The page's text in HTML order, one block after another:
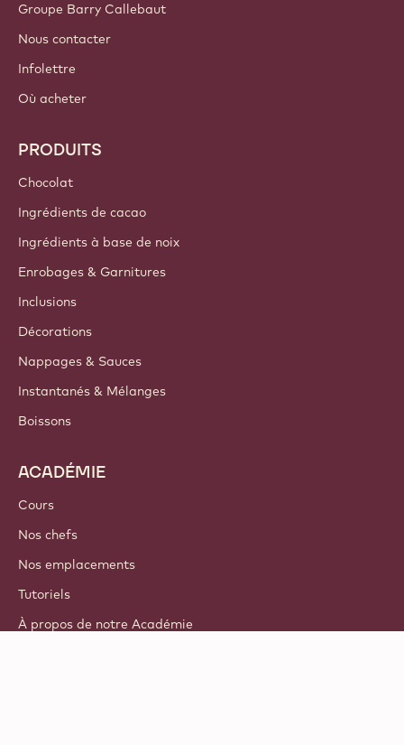
Groupe Barry Callebaut
Nous contacter
Infolettre
Où acheter
PRODUITS
Chocolat
Ingrédients de cacao
Ingrédients à base de noix
Enrobages & Garnitures
Inclusions
Décorations
Nappages & Sauces
Instantanés & Mélanges
Boissons
ACADÉMIE
Cours
Nos chefs
Nos emplacements
Tutoriels
À propos de notre Académie